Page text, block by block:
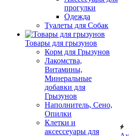
прогулки
Одежда
Туалеты для Собак
Товары для грызунов
Корм для Грызунов
Лакомства,
Витамины,
Минеральные
добавки для
Грызунов
Наполнитель, Сено,
Опилки
Клетки и
аксессеуары для